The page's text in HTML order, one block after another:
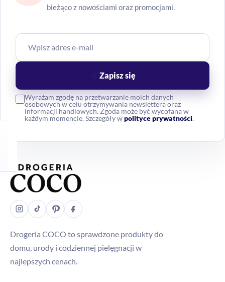
bieżąco z nowościami oraz promocjami.
Wyrażam zgodę na przetwarzanie moich danych
osobowych w celu otrzymywania newslettera oraz
informacji handlowych. Zgoda może być wycofana w
każdym momencie. Szczegóły wpolityce prywatności.
Zapisz się
Drogeria COCO to sprawdzone produkty do
domu, urody i codziennej pielęgnacji w
najlepszych cenach.